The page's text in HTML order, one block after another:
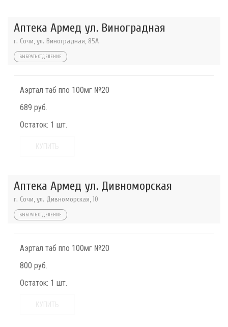
Аптека Армед ул. Виноградная
г. Сочи, ул. Виноградная, 85А
ВЫБРАТЬ ОТДЕЛЕНИЕ
Аэртал таб ппо 100мг №20
689 руб.
Остаток: 1 шт.
Аптека Армед ул. Дивноморская
г. Сочи, ул. Дивноморская, 10
ВЫБРАТЬ ОТДЕЛЕНИЕ
Аэртал таб ппо 100мг №20
800 руб.
Остаток: 1 шт.